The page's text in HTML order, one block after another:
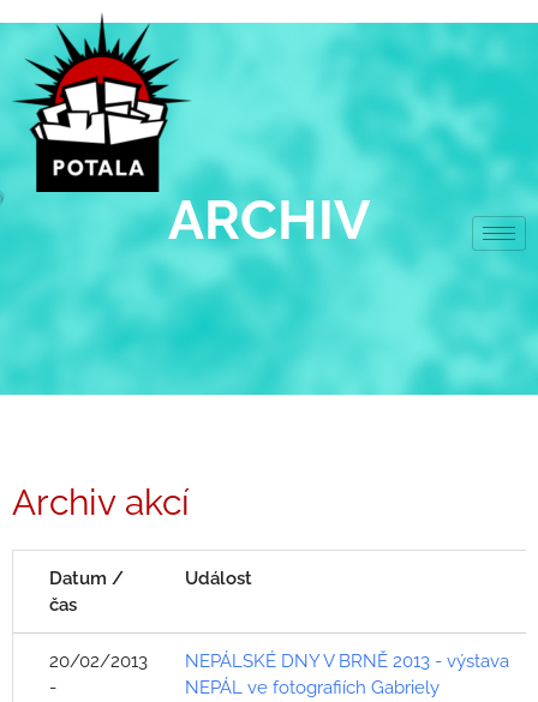
obsah
ARCHIV
Archiv akcí
Datum /
čas
Událost
20/02/2013
-
NEPÁLSKÉ DNY V BRNĚ 2013 - výstava
NEPÁL ve fotografiích Gabriely